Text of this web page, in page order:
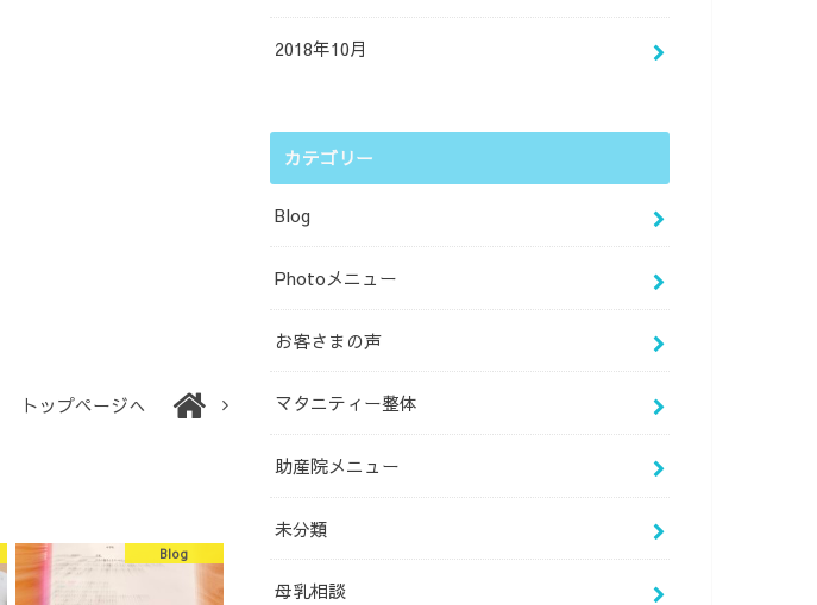
トップページへ
Blog
2018年10月
カテゴリー
Blog
Photoメニュー
お客さまの声
マタニティー整体
助産院メニュー
未分類
母乳相談